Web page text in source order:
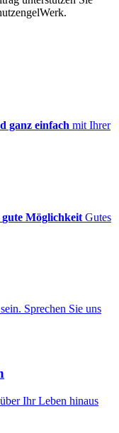
ganz einfach mit Ihrer
gute Möglichkeit Gutes
Sprechen Sie uns
Ihr Leben hinaus